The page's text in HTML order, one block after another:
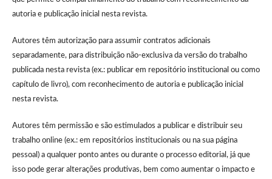
autoria e publicação inicial nesta revista.
Autores têm autorização para assumir contratos adicionais
separadamente, para distribuição não-exclusiva da versão do trabalho
publicada nesta revista (ex.: publicar em repositório institucional ou como
capítulo de livro), com reconhecimento de autoria e publicação inicial
nesta revista.
Autores têm permissão e são estimulados a publicar e distribuir seu
trabalho online (ex.: em repositórios institucionais ou na sua página
pessoal) a qualquer ponto antes ou durante o processo editorial, já que
isso pode gerar alterações produtivas, bem como aumentar o impacto e